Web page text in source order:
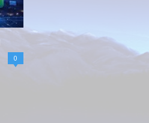
0